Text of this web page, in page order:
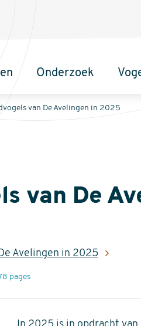
Onderzoek
van De Avelingen in 2025
van De
Avelingen in 2025
pages